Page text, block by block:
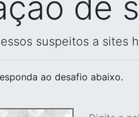
suspeitos a sites
ao desafio abaixo.